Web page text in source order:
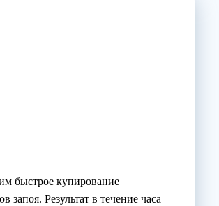
быстрое купирование
запоя. Результат в течение часа